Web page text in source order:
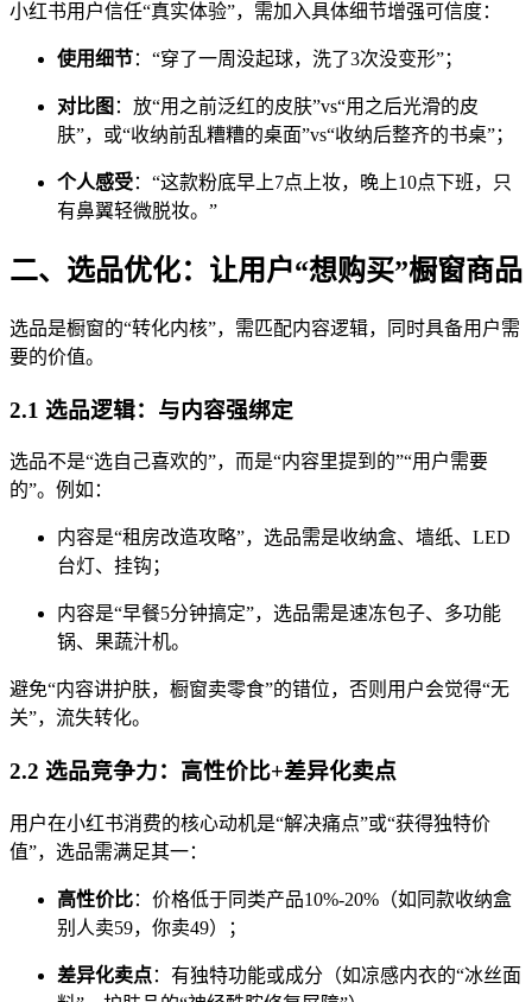
小红书用户信任“真实体验”，需加入具体细节增强可信度：
使用细节：“穿了一周没起球，洗了3次没变形”；
对比图 ：放“用之前泛红的皮肤”vs“用之后光滑的皮
肤”，或“收纳前乱糟糟的桌面”vs“收纳后整齐的书桌”；
个人感受：“这款粉底早上7点上妆，晚上10点下班，只
有鼻翼轻微脱妆。”
二、选品优化：让用户“想购买”橱窗商品
选品是橱窗的“转化内核”，需匹配内容逻辑，同时具备用户需
要的价值。
2.1 选品逻辑：与内容强绑定
选品不是“选自己喜欢的”，而是“内容里提到的”“用户需要
的”。例如：
内容是“租房改造攻略”，选品需是收纳盒、墙纸、LED
台灯、挂钩；
内容是“早餐5分钟搞定”，选品需是速冻包子、多功能
锅、果蔬汁机。
避免“内容讲护肤，橱窗卖零食”的错位，否则用户会觉得“无
关”，流失转化。
2.2 选品竞争力：高性价比+差异化卖点
用户在小红书消费的核心动机是“解决痛点”或“获得独特价
值”，选品需满足其一：
高性价比：价格低于同类产品10%-20%（如同款收纳盒
别人卖59，你卖49）；
差异化卖点：有独特功能或成分（如凉感内衣的“冰丝面